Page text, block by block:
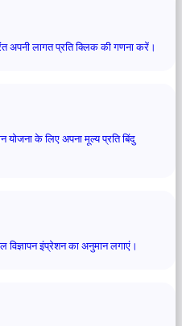
लागत प्रति क्लिक की गणना करें।
योजना के लिए अपना मूल्य प्रति बिंदु
इंप्रेशन का अनुमान लगाएं।